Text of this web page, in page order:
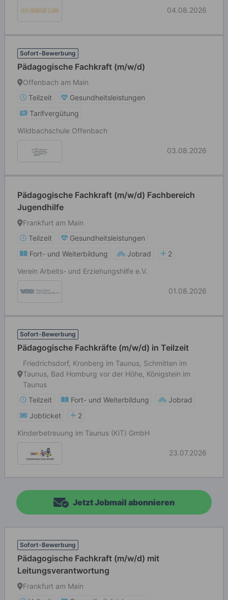
04.08.2026
Sofort-Bewerbung
Pädagogische Fachkraft (m/w/d)
Offenbach am Main
Teilzeit
Gesundheitsleistungen
Tarifvergütung
Wildbachschule Offenbach
03.08.2026
Pädagogische Fachkraft (m/w/d) Fachbereich
Jugendhilfe
Frankfurt am Main
Teilzeit
Gesundheitsleistungen
Fort- und Weiterbildung
Jobrad
2
Verein Arbeits- und Erziehungshilfe e.V.
01.08.2026
Sofort-Bewerbung
Pädagogische Fachkräfte (m/w/d) in Teilzeit
Friedrichsdorf, Kronberg im Taunus, Schmitten im
Taunus, Bad Homburg vor der Höhe, Königstein im
Taunus
Teilzeit
Fort- und Weiterbildung
Jobrad
Jobticket
2
Kinderbetreuung im Taunus (KiT) GmbH
23.07.2026
Jetzt Jobmail abonnieren
Sofort-Bewerbung
Pädagogische Fachkraft (m/w/d) mit
Leitungsverantwortung
Frankfurt am Main